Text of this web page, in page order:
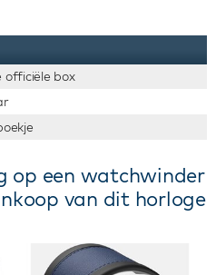
officiële box
op een watchwinder
van dit horloge